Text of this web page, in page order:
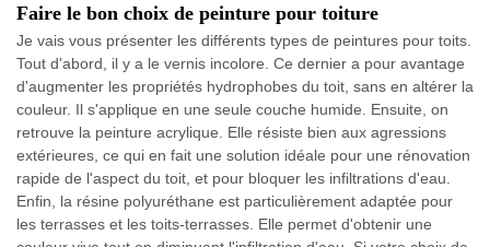
Faire le bon choix de peinture pour toiture
Je vais vous présenter les différents types de peintures pour toits.
Tout d'abord, il y a le vernis incolore. Ce dernier a pour avantage
d'augmenter les propriétés hydrophobes du toit, sans en altérer la
couleur. Il s'applique en une seule couche humide. Ensuite, on
retrouve la peinture acrylique. Elle résiste bien aux agressions
extérieures, ce qui en fait une solution idéale pour une rénovation
rapide de l'aspect du toit, et pour bloquer les infiltrations d'eau.
Enfin, la résine polyuréthane est particulièrement adaptée pour
les terrasses et les toits-terrasses. Elle permet d'obtenir une